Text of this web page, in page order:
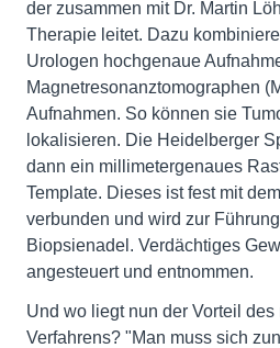
der zusammen mit Dr. Martin
Therapie leitet. Dazu
Urologen hochgenaue
Magnetresonanztomographen
Aufnahmen. So können sie
lokalisieren. Die Heidelberger
dann ein millimetergenaues
Template. Dieses ist fest mit
verbunden und wird zur
Biopsienadel. Verdächtiges
angesteuert und entnommen.
Und wo liegt nun der Vorteil
Verfahrens? "Man muss sich